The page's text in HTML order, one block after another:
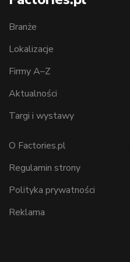
Branże
Lokalizacje
Firmy A–Z
Aktualności
Targi i wystawy
O Factories.pl
Regulamin strony
Polityka prywatności
Reklama